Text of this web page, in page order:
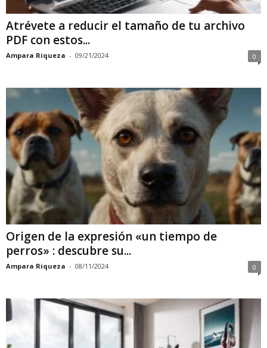
Atrévete a reducir el tamaño de tu archivo
PDF con estos...
Ampara Riqueza - 09/21/2024 0
Origen de la expresión «un tiempo de
perros» : descubre su...
Ampara Riqueza - 08/11/2024 0